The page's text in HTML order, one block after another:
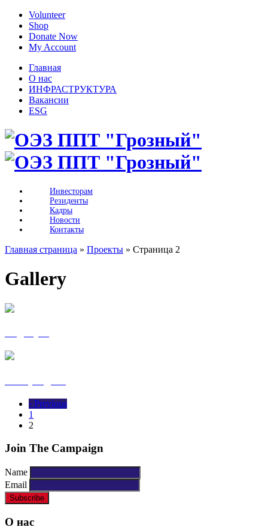
Volunteer
Shop
Donate Now
My Account
Главная
О нас
ИНФРАСТРУКТУРА
Вакансии
ESG
Инвесторам
Резиденты
Кадры
Новости
Контакты
Главная страница » Проекты » Страница 2
Gallery
‹ Previous
1
2
Join The Campaign
Name
Email
О нас